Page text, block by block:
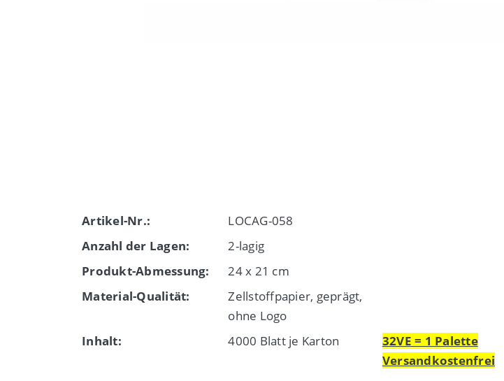
Artikel-Nr.:
LOCAG-058
Anzahl der Lagen:
2-lagig
Produkt-Abmessung:
24 x 21 cm
Material-Qualität:
Zellstoffpapier, geprägt,
ohne Logo
Inhalt:
4000 Blatt je Karton
32VE = 1 Palette
Versandkostenfrei